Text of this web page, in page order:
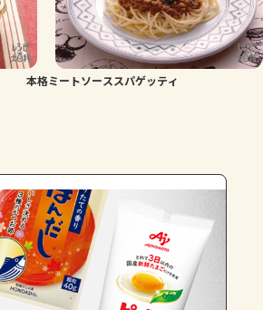
ーク
よくあるお問い合わせ
PARK とは
本格ミートソーススパゲッティ